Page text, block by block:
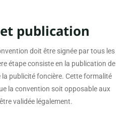
publication
doit être signée par tous les
étape consiste en la publication de
la publicité foncière. Cette formalité
la convention soit opposable aux
validée légalement.